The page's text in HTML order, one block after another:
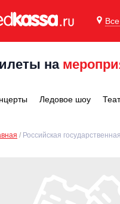
на
Ледовое шоу
Российская